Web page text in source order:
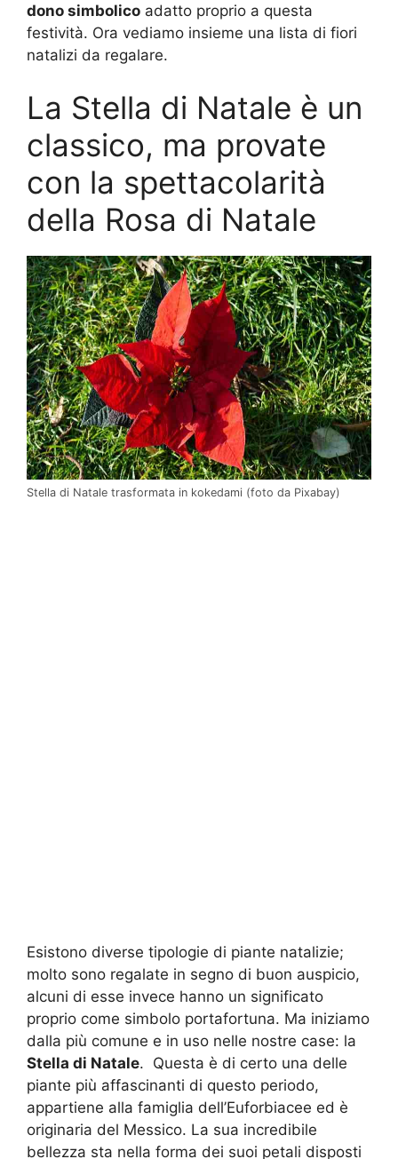
dono simbolico adatto proprio a questa
festività. Ora vediamo insieme una lista di fiori
natalizi da regalare.
La Stella di Natale è un
classico, ma provate
con la spettacolarità
della Rosa di Natale
Stella di Natale trasformata in kokedami (foto da Pixabay)
Esistono diverse tipologie di piante natalizie;
molto sono regalate in segno di buon auspicio,
alcuni di esse invece hanno un significato
proprio come simbolo portafortuna. Ma iniziamo
dalla più comune e in uso nelle nostre case: la
Stella di Natale. Questa è di certo una delle
piante più affascinanti di questo periodo,
appartiene alla famiglia dell’Euforbiacee ed è
originaria del Messico. La sua incredibile
bellezza sta nella forma dei suoi petali disposti